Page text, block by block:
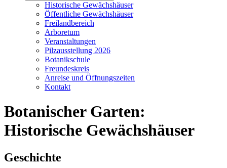
Historische Gewächshäuser
Öffentliche Gewächshäuser
Freilandbereich
Arboretum
Veranstaltungen
Pilzausstellung 2026
Botanikschule
Freundeskreis
Anreise und Öffnungszeiten
Kontakt
Botanischer Garten:
Historische Gewächshäuser
Geschichte